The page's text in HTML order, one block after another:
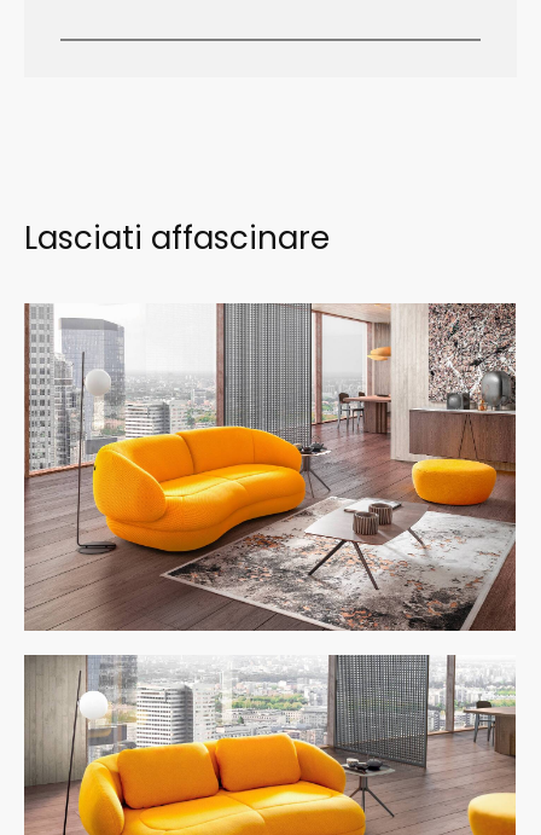
Lasciati affascinare